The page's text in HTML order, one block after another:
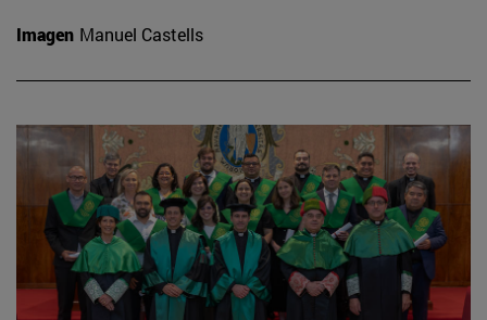
Imagen Manuel Castells